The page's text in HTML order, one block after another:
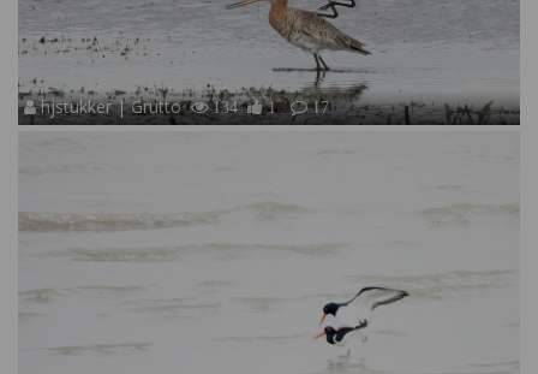
hjstukker | Grutto 134 1 17